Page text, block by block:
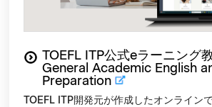
TOEFL ITP公式eラーニング
General Academic English
Preparation
TOEFL ITP開発元が作成したオンライン